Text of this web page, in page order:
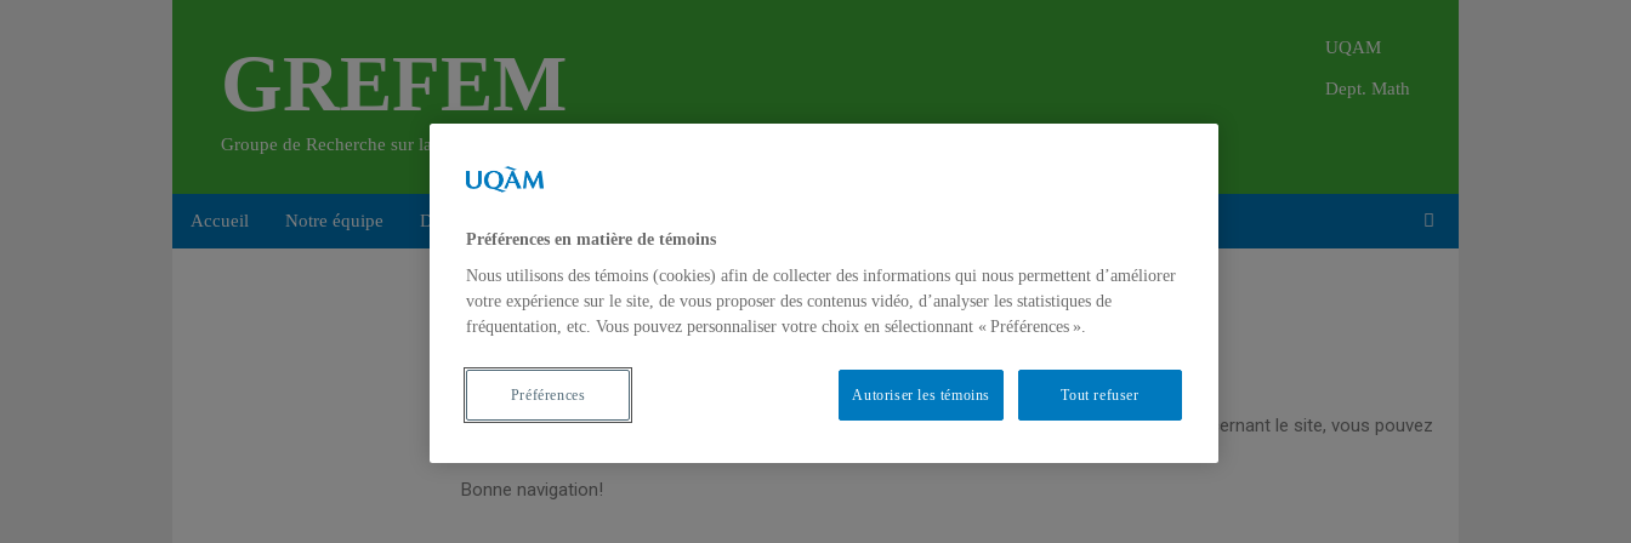
UQAM
Dept. Math
GREFEM
Groupe de Recherche sur la Formation à l'Enseignement des Mathématiques
Accueil Notre équipe Diffusion
Nouveau site web!
Bienvenue sur le nouveau site web du GREFEM 🙂
Notre site web est fonctionel depuis mars 2018. Pour toutes questions ou commentaires concernant le site, vous pouvez
Bonne navigation!
Préférences en matière de témoins
Nous utilisons des témoins (cookies) afin de collecter des informations qui nous permettent d’améliorer
votre expérience sur le site, de vous proposer des contenus vidéo, d’analyser les statistiques de
fréquentation, etc. Vous pouvez personnaliser votre choix en sélectionnant « Préférences ».
Tout refuser
Autoriser les témoins
Préférences